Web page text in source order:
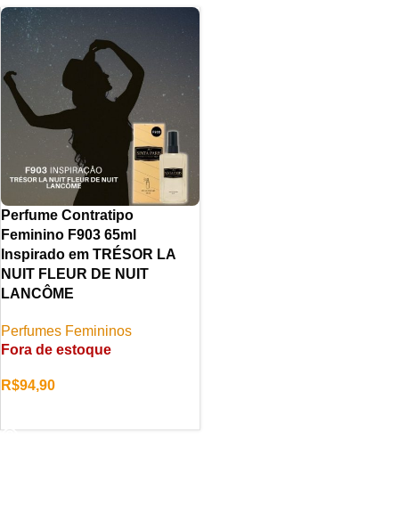
Perfume Contratipo
Feminino F903 65ml
Inspirado em TRÉSOR LA
NUIT FLEUR DE NUIT
LANCÔME
Perfumes Femininos
Fora de estoque
R$94,90